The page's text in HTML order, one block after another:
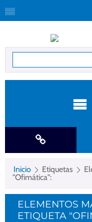
Inicio Etiquetas
"Ofimática":
ELEMENTOS
ETIQUETA